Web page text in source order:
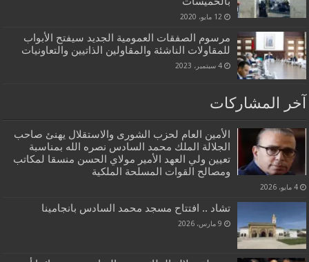
12 مايو، 2020
مرسوم الصفقات العمومية الجديد سيفتح الأبواب
للمقاولات الناشئة والمقاولين الذاتيين والتعاونيات
4 سبتمبر، 2023
آخر المشاركات
الأمين العام لحزب الشورى والاستقلال يهنئ صاحب
الجلالة الملك محمد السادس نصره الله بمناسبة
تعيين ولي العهد الأمير مولاي الحسن منسقا لمكاتب
ومصالح القوات المسلحة الملكية
4 مايو، 2026
تشاد .. افتتاح مسجد محمد السادس بانجامينا
9 مارس، 2026